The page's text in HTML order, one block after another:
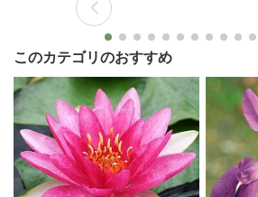
このカテゴリのおすすめ